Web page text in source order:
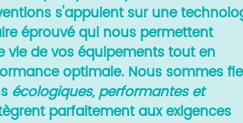
s'appuient sur une
éprouvé qui nous permettent
vie de vos équipements tout en
optimale. Nous sommes
écologiques, performantes et
parfaitement aux exigences